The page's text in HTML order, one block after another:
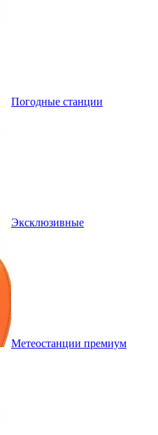
Погодные станции
Эксклюзивные
Метеостанции премиум